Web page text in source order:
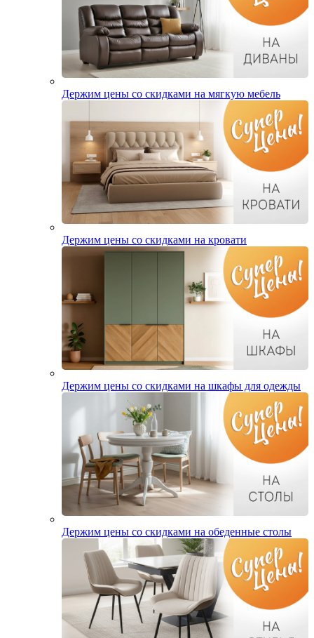
Держим цены со скидками на мягкую мебель
Держим цены со скидками на кровати
Держим цены со скидками на шкафы для одежды
Держим цены со скидками на обеденные столы